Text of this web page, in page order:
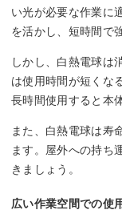
い光が必要な作業に
を活かし、短時間で
しかし、白熱電球は
は使用時間が短くな
長時間使用すると本
また、白熱電球は寿
ます。屋外への持ち
きましょう。
広い作業空間での使